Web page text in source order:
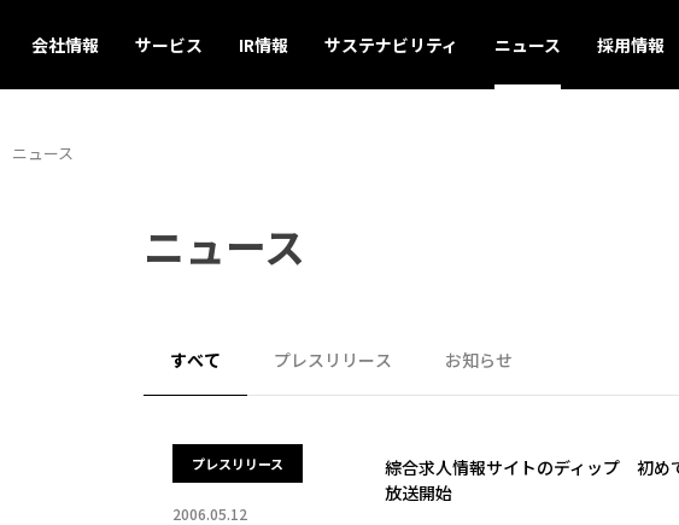
会社情報 サービス IR情報 サステナビリティ ニュース 採用情報
ニュース
ニュース
すべて プレスリリース お知らせ
プレスリリース
2006.05.12
綜合求人情報サイトのディップ 初め
放送開始